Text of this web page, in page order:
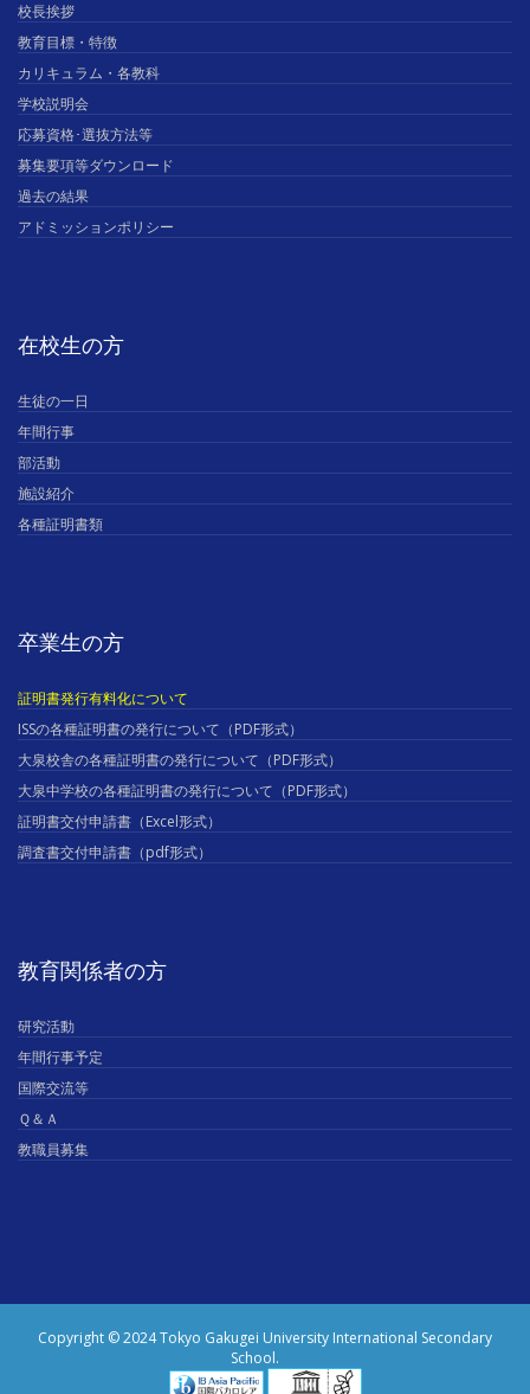
校長挨拶
教育目標・特徴
カリキュラム・各教科
学校説明会
応募資格･選抜方法等
募集要項等ダウンロード
過去の結果
アドミッションポリシー
在校生の方
生徒の一日
年間行事
部活動
施設紹介
各種証明書類
卒業生の方
証明書発行有料化について
ISSの各種証明書の発行について（PDF形式）
大泉校舎の各種証明書の発行について（PDF形式）
大泉中学校の各種証明書の発行について（PDF形式）
証明書交付申請書（Excel形式）
調査書交付申請書（pdf形式）
教育関係者の方
研究活動
年間行事予定
国際交流等
Ｑ＆Ａ
教職員募集
Copyright © 2024 Tokyo Gakugei University International Secondary
School.